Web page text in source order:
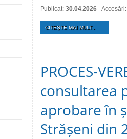
Publicat: 30.04.2026
CITEŞTE MAI MULT...
PROCES-
consultarea
aprobare în
Strășeni din